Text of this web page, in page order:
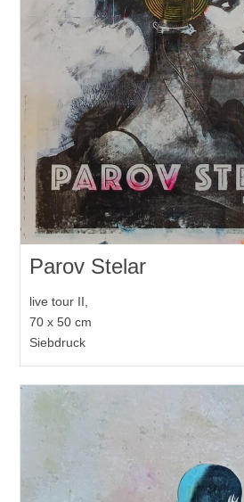
Parov Stelar
live tour II,
70 x 50 cm
Siebdruck